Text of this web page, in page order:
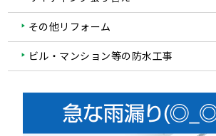
その他リフォーム
ビル・マンション等の防水工事